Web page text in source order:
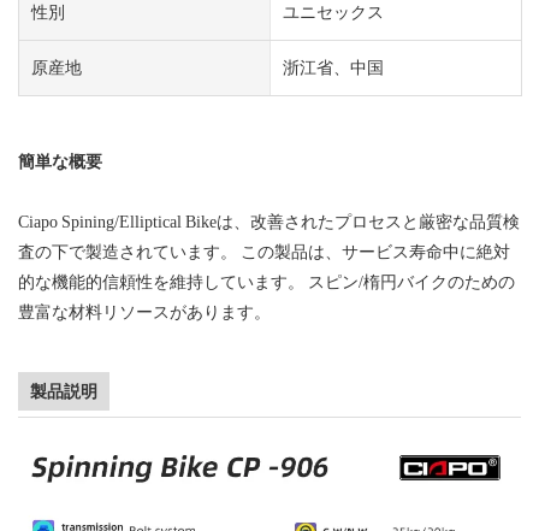
性別 ユニセックス
原産地 浙江省、中国
簡単な概要
Ciapo Spining/Elliptical Bikeは、改善されたプロセスと厳密な品質検
査の下で製造されています。 この製品は、サービス寿命中に絶対
的な機能的信頼性を維持しています。 スピン/楕円バイクのための
豊富な材料リソースがあります。
製品説明